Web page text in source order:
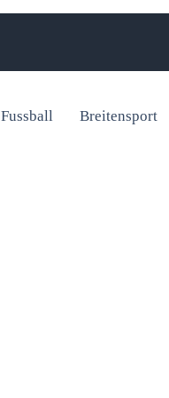
Fussball Breitensport